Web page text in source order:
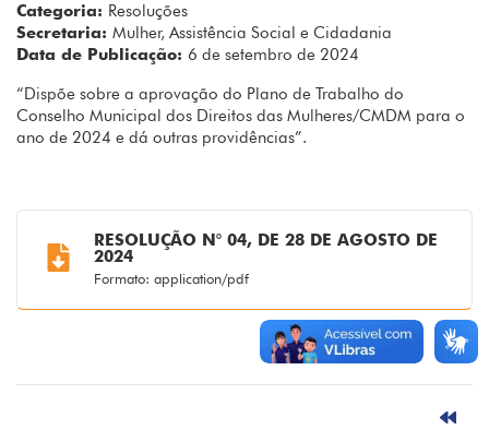
Categoria: Resoluções
Secretaria: Mulher, Assistência Social e Cidadania
Data de Publicação: 6 de setembro de 2024
“Dispõe sobre a aprovação do Plano de Trabalho do
Conselho Municipal dos Direitos das Mulheres/CMDM para o
ano de 2024 e dá outras providências”.
RESOLUÇÃO N° 04, DE 28 DE AGOSTO DE
2024
Formato: application/pdf